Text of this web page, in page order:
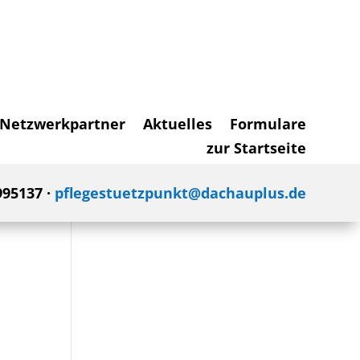
Netzwerkpartner Aktuelles
Formulare
zur Startseite
· pflegestuetzpunkt@dachauplus.de